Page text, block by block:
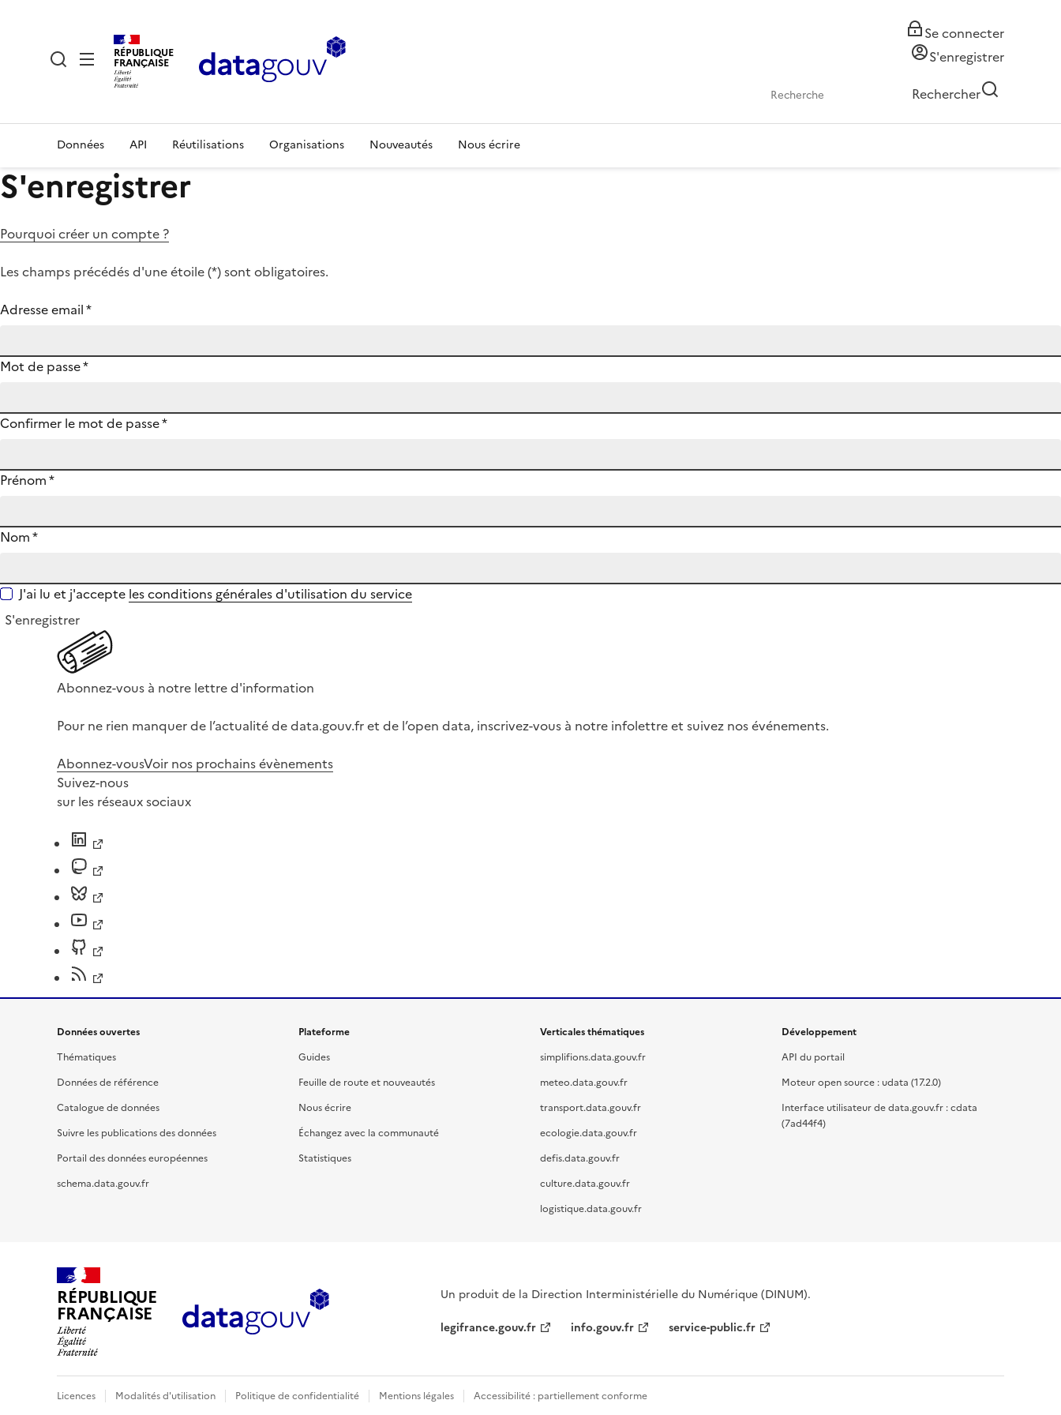
RÉPUBLIQUE
FRANÇAISE
Se connecter
S'enregistrer
Rechercher
Données API Réutilisations Organisations Nouveautés Nous écrire
S'enregistrer
Pourquoi créer un compte ?
Les champs précédés d'une étoile (*) sont obligatoires.
Adresse email*
Mot de passe*
Confirmer le mot de passe*
Prénom*
Nom*
J'ai lu et j'accepte les conditions générales d'utilisation du service
S'enregistrer
Abonnez-vous à notre lettre d'information
Pour ne rien manquer de l’actualité de data.gouv.fr et de l’open data, inscrivez-vous à notre infolettre et suivez nos événements.
Abonnez-vousVoir nos prochains évènements
Suivez-nous
sur les réseaux sociaux
Données ouvertes
Thématiques
Données de référence
Catalogue de données
Suivre les publications des données
Portail des données européennes
schema.data.gouv.fr
Plateforme
Guides
Feuille de route et nouveautés
Nous écrire
Échangez avec la communauté
Statistiques
Verticales thématiques
simplifions.data.gouv.fr
meteo.data.gouv.fr
transport.data.gouv.fr
ecologie.data.gouv.fr
defis.data.gouv.fr
culture.data.gouv.fr
logistique.data.gouv.fr
Développement
API du portail
Moteur open source : udata (17.2.0)
Interface utilisateur de data.gouv.fr : cdata
(7ad44f4)
RÉPUBLIQUE
FRANÇAISE
Un produit de la Direction Interministérielle du Numérique (DINUM).
legifrance.gouv.fr
info.gouv.fr service-public.fr
Licences Modalités d'utilisation Politique de confidentialité Mentions légales Accessibilité : partiellement conforme